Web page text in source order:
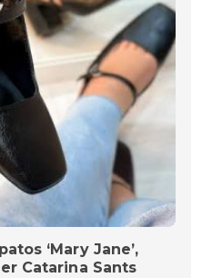
‘Mary Jane’,
Catarina Sants